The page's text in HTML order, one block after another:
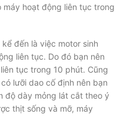
máy hoạt động liên tục trong
đến là việc motor sinh
liên tục. Do đó bạn nên
tục trong 10 phút. Cũng
lưỡi dao cố định nên bạn
độ dày mỏng lát cắt theo ý
thịt sống và mỡ, máy